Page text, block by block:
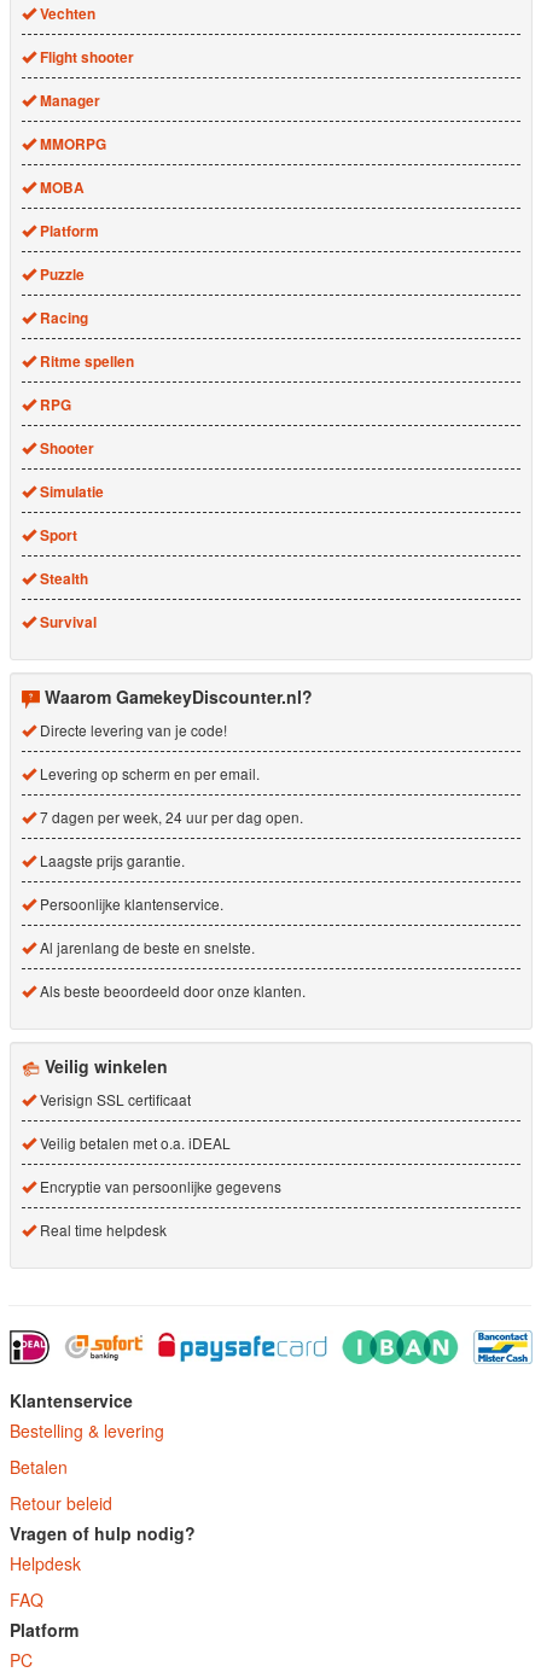
Vechten
Flight shooter
Manager
MMORPG
MOBA
Platform
Puzzle
Racing
Ritme spellen
RPG
Shooter
Simulatie
Sport
Stealth
Survival
Waarom GamekeyDiscounter.nl?
Directe levering van je code!
Levering op scherm en per email.
7 dagen per week, 24 uur per dag open.
Laagste prijs garantie.
Persoonlijke klantenservice.
Al jarenlang de beste en snelste.
Als beste beoordeeld door onze klanten.
Veilig winkelen
Verisign SSL certificaat
Veilig betalen met o.a. iDEAL
Encryptie van persoonlijke gegevens
Real time helpdesk
Klantenservice
Bestelling & levering
Betalen
Retour beleid
Vragen of hulp nodig?
Helpdesk
FAQ
Platform
PC